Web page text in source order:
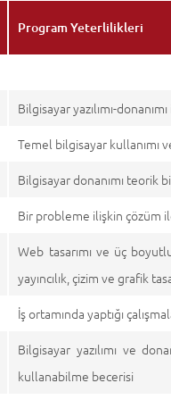
Program Yeterlilikleri
Bilgisayar yazılımı-
Temel bilgisayar kullanımı
Bilgisayar donanımı
Bir probleme ilişkin çözüm
Web tasarımı ve üç
yayıncılık, çizim ve grafik
İş ortamında yaptığı
Bilgisayar yazılımı ve
kullanabilme becerisi